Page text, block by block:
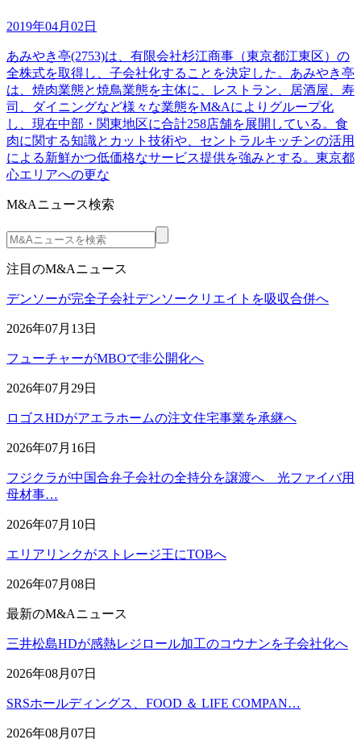
2019年04月02日
あみやき亭(2753)は、有限会社杉江商事（東京都江東区）の
全株式を取得し、子会社化することを決定した。あみやき亭
は、焼肉業態と焼鳥業態を主体に、レストラン、居酒屋、寿
司、ダイニングなど様々な業態をM&Aによりグループ化
し、現在中部・関東地区に合計258店舗を展開している。食
肉に関する知識とカット技術や、セントラルキッチンの活用
による新鮮かつ低価格なサービス提供を強みとする。東京都
心エリアへの更な
M&Aニュース検索
注目のM&Aニュース
デンソーが完全子会社デンソークリエイトを吸収合併へ
2026年07月13日
フューチャーがMBOで非公開化へ
2026年07月29日
ロゴスHDがアエラホームの注文住宅事業を承継へ
2026年07月16日
フジクラが中国合弁子会社の全持分を譲渡へ 光ファイバ用
母材事…
2026年07月10日
エリアリンクがストレージ王にTOBへ
2026年07月08日
最新のM&Aニュース
三井松島HDが感熱レジロール加工のコウナンを子会社化へ
2026年08月07日
SRSホールディングス、FOOD ＆ LIFE COMPAN…
2026年08月07日